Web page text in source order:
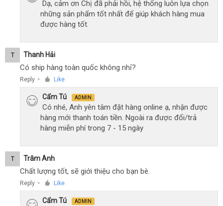
Dạ, cảm ơn Chị đã phải hồi, hệ thống luôn lựa chọn
những sản phẩm tốt nhất để giúp khách hàng mua
được hàng tốt.
T Thanh Hải
Có ship hàng toàn quốc không nhỉ?
Reply ● Like
Cẩm Tú ADMIN
Có nhé, Anh yên tâm đặt hàng online ạ, nhận được
hàng mới thanh toán tiền. Ngoài ra được đổi/trả
hàng miễn phí trong 7 - 15 ngày
T Trâm Anh
Chất lượng tốt, sẽ giới thiệu cho bạn bè.
Reply ● Like
Cẩm Tú ADMIN